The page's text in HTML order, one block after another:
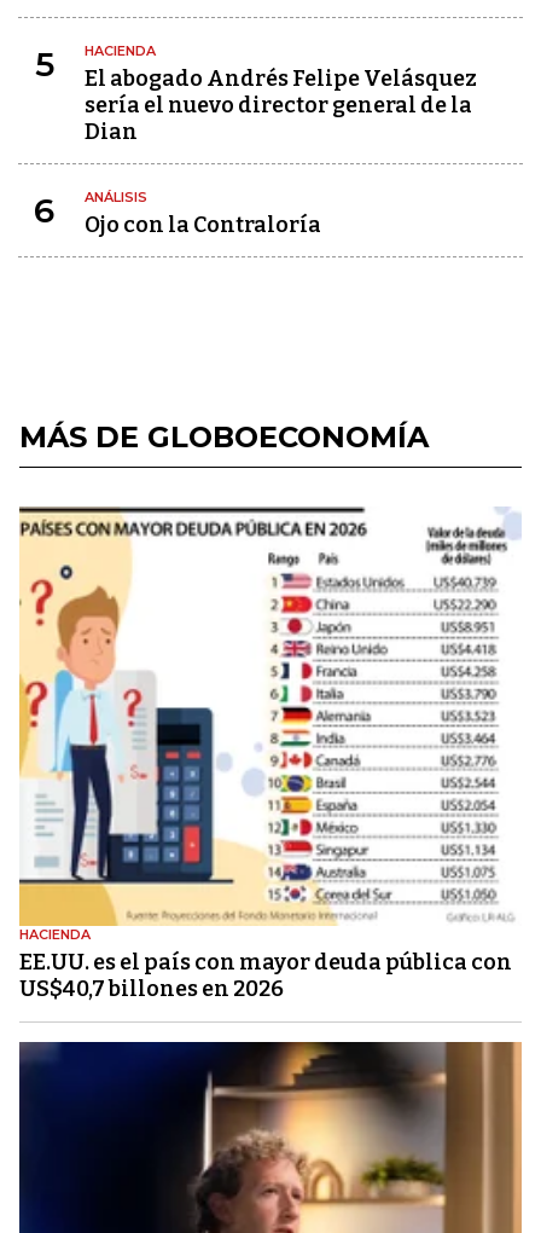
5 HACIENDA
El abogado Andrés Felipe Velásquez
sería el nuevo director general de la
Dian
6 ANÁLISIS
Ojo con la Contraloría
MÁS DE GLOBOECONOMÍA
HACIENDA
EE.UU. es el país con mayor deuda pública con
US$40,7 billones en 2026